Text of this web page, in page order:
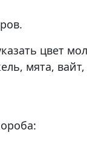
цвет
мята,